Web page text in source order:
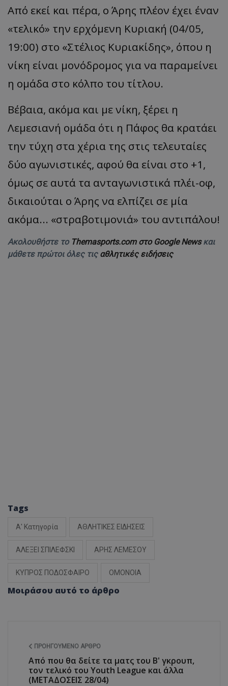
Από εκεί και πέρα, ο Άρης πλέον έχει έναν
«τελικό» την ερχόμενη Κυριακή (04/05,
19:00) στο «Στέλιος Κυριακίδης», όπου η
νίκη είναι μονόδρομος για να παραμείνει
η ομάδα στο κόλπο του τίτλου.
Βέβαια, ακόμα και με νίκη, ξέρει η
Λεμεσιανή ομάδα ότι η Πάφος θα κρατάει
την τύχη στα χέρια της στις τελευταίες
δύο αγωνιστικές, αφού θα είναι στο +1,
όμως σε αυτά τα ανταγωνιστικά πλέι-οφ,
δικαιούται ο Άρης να ελπίζει σε μία
ακόμα... «στραβοτιμονιά» του αντιπάλου!
Ακολουθήστε το Themasports.com στο Google Newsκαι
μάθετε πρώτοι όλες τις αθλητικές ειδήσεις
Tags
Α' Κατηγορία ΑΘΛΗΤΙΚΕΣ ΕΙΔΗΣΕΙΣ
ΑΛΕΞΕΙ ΣΠΙΛΕΦΣΚΙ ΑΡΗΣ ΛΕΜΕΣΟΥ
ΚΥΠΡΟΣ ΠΟΔΟΣΦΑΙΡΟ ΟΜΟΝΟΙΑ
Μοιράσου αυτό το άρθρο
ΠΡΟΗΓΟΎΜΕΝΟ ΆΡΘΡΟ
Από που θα δείτε τα ματς του Β' γκρουπ,
τον τελικό του Youth League και άλλα
(ΜΕΤΑΔΟΣΕΙΣ 28/04)